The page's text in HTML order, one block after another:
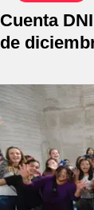
Cuenta
de